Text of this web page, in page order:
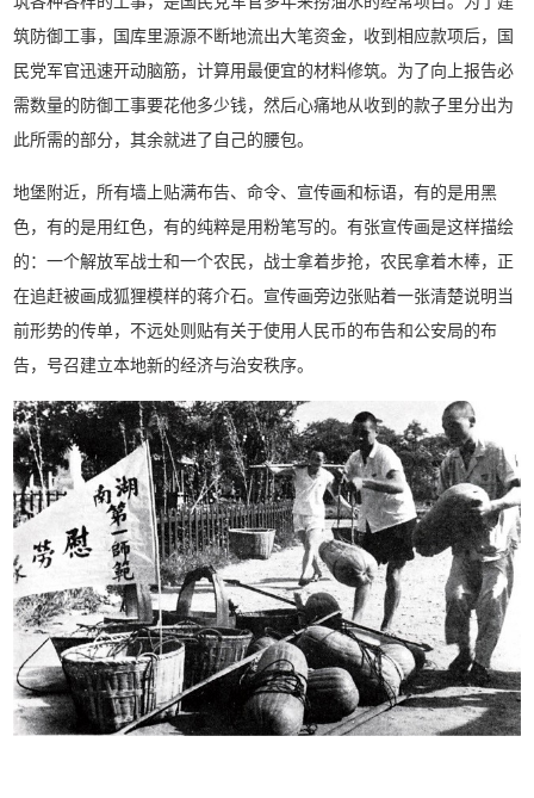
筑防御工事，国库里源源不断地流出大笔资金，收到相应款项后，国
民党军官迅速开动脑筋，计算用最便宜的材料修筑。为了向上报告必
需数量的防御工事要花他多少钱，然后心痛地从收到的款子里分出为
此所需的部分，其余就进了自己的腰包。
地堡附近，所有墙上贴满布告、命令、宣传画和标语，有的是用黑
色，有的是用红色，有的纯粹是用粉笔写的。有张宣传画是这样描绘
的：一个解放军战士和一个农民，战士拿着步抢，农民拿着木棒，正
在追赶被画成狐狸模样的蒋介石。宣传画旁边张贴着一张清楚说明当
前形势的传单，不远处则贴有关于使用人民币的布告和公安局的布
告，号召建立本地新的经济与治安秩序。